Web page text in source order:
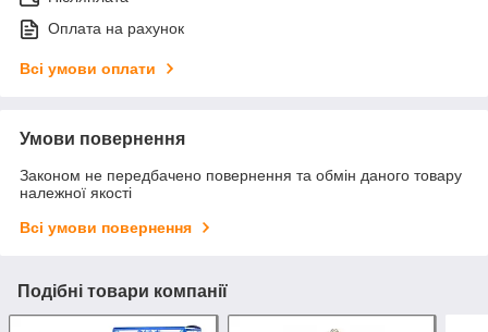
Оплата на рахунок
Всі умови оплати
Умови повернення
Законом не передбачено повернення та обмін даного товару
належної якості
Всі умови повернення
Подібні товари компанії